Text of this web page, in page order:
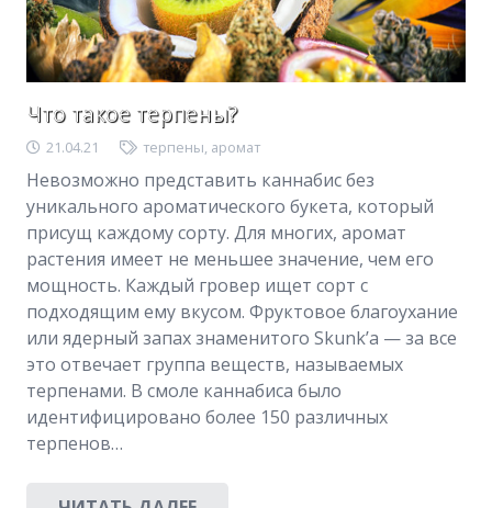
Что такое терпены?
21.04.21 терпены, аромат
Невозможно представить каннабис без
уникального ароматического букета, который
присущ каждому сорту. Для многих, аромат
растения имеет не меньшее значение, чем его
мощность. Каждый гровер ищет сорт с
подходящим ему вкусом. Фруктовое благоухание
или ядерный запах знаменитого Skunk’а — за все
это отвечает группа веществ, называемых
терпенами. В смоле каннабиса было
идентифицировано более 150 различных
терпенов…